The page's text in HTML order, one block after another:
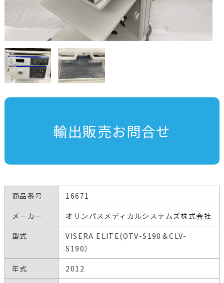
輸出販売お問合せ
商品番号
16671
メーカー
オリンパスメディカルシステムズ株式会社
型式
VISERA ELITE(OTV-S190＆CLV-
S190）
年式
2012